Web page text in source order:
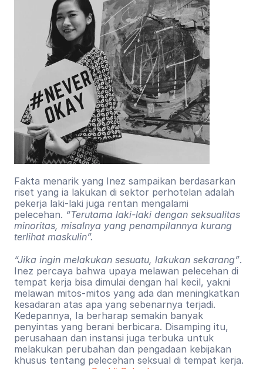
Fakta menarik yang Inez sampaikan berdasarkan
riset yang ia lakukan di sektor perhotelan adalah
pekerja laki-laki juga rentan mengalami
pelecehan. “Terutama laki-laki dengan seksualitas
minoritas, misalnya yang penampilannya kurang
terlihat maskulin”.
“Jika ingin melakukan sesuatu, lakukan sekarang”.
Inez percaya bahwa upaya melawan pelecehan di
tempat kerja bisa dimulai dengan hal kecil, yakni
melawan mitos-mitos yang ada dan meningkatkan
kesadaran atas apa yang sebenarnya terjadi.
Kedepannya, Ia berharap semakin banyak
penyintas yang berani berbicara. Disamping itu,
perusahaan dan instansi juga terbuka untuk
melakukan perubahan dan pengadaan kebijakan
khusus tentang pelecehan seksual di tempat kerja.